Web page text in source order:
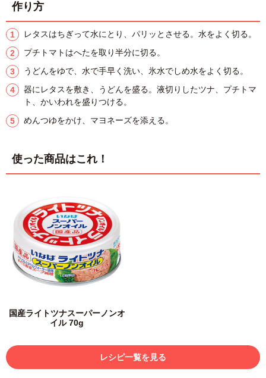
作り方
レタスはちぎって水にとり、パリッとさせる。水をよく切る。
プチトマトはへたを取り半分に切る。
うどんをゆで、水で手早く洗い、氷水でしめ水をよく切る。
器にレタスを敷き、うどんを盛る。液切りしたツナ、プチトマ
ト、かいわれを盛りつける。
めんつゆをかけ、マヨネーズを添える。
使った商品はこれ！
国産ライトツナスーパーノンオ
イル 70g
レシピ一覧を見る